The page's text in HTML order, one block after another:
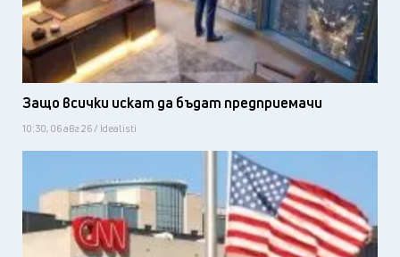
Защо всички искат да бъдат предприемачи
10:30, 06 авг 26 / Idealisti